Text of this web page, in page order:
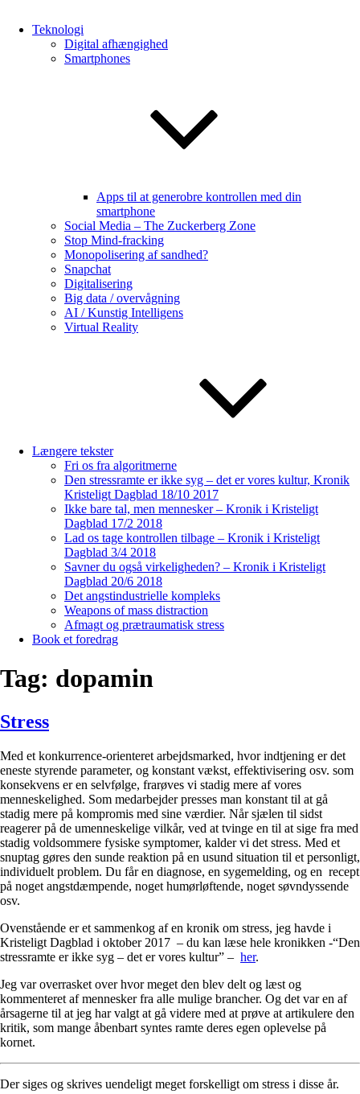
Teknologi
Digital afhængighed
Smartphones
Apps til at generobre kontrollen med din
smartphone
Social Media – The Zuckerberg Zone
Stop Mind-fracking
Monopolisering af sandhed?
Snapchat
Digitalisering
Big data / overvågning
AI / Kunstig Intelligens
Virtual Reality
Længere tekster
Fri os fra algoritmerne
Den stressramte er ikke syg – det er vores kultur, Kronik
Kristeligt Dagblad 18/10 2017
Ikke bare tal, men mennesker – Kronik i Kristeligt
Dagblad 17/2 2018
Lad os tage kontrollen tilbage – Kronik i Kristeligt
Dagblad 3/4 2018
Savner du også virkeligheden? – Kronik i Kristeligt
Dagblad 20/6 2018
Det angstindustrielle kompleks
Weapons of mass distraction
Afmagt og prætraumatisk stress
Book et foredrag
Tag: dopamin
Stress
Med et konkurrence-orienteret arbejdsmarked, hvor indtjening er det
eneste styrende parameter, og konstant vækst, effektivisering osv. som
konsekvens er en selvfølge, frarøves vi stadig mere af vores
menneskelighed. Som medarbejder presses man konstant til at gå
stadig mere på kompromis med sine værdier. Når sjælen til sidst
reagerer på de umenneskelige vilkår, ved at tvinge en til at sige fra med
stadig voldsommere fysiske symptomer, kalder vi det stress. Med et
snuptag gøres den sunde reaktion på en usund situation til et personligt,
individuelt problem. Du får en diagnose, en sygemelding, og en recept
på noget angstdæmpende, noget humørløftende, noget søvndyssende
osv.
Ovenstående er et sammenkog af en kronik om stress, jeg havde i
Kristeligt Dagblad i oktober 2017 – du kan læse hele kronikken -“Den
stressramte er ikke syg – det er vores kultur” – her.
Jeg var overrasket over hvor meget den blev delt og læst og
kommenteret af mennesker fra alle mulige brancher. Og det var en af
årsagerne til at jeg har valgt at gå videre med at prøve at artikulere den
kritik, som mange åbenbart syntes ramte deres egen oplevelse på
kornet.
Der siges og skrives uendeligt meget forskelligt om stress i disse år.